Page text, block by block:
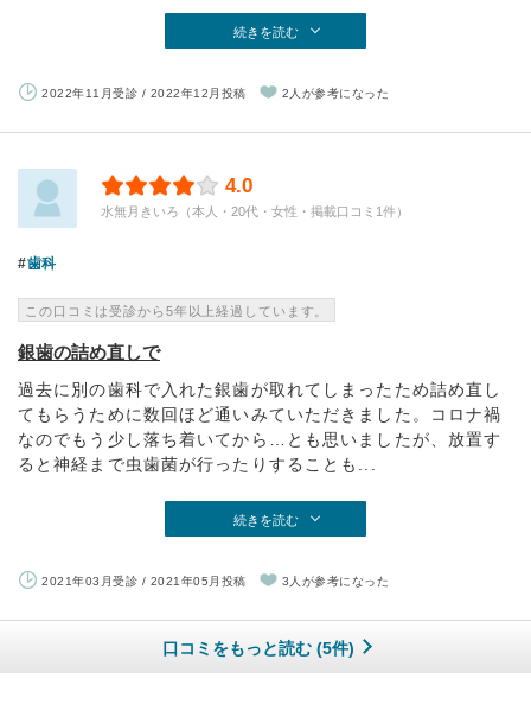
続きを読む
2022年11月受診 / 2022年12月投稿 2人が参考になった
4.0
水無月きいろ（本人・20代・女性・掲載口コミ1件）
歯科
この口コミは受診から5年以上経過しています。
銀歯の詰め直しで
過去に別の歯科で入れた銀歯が取れてしまったため詰め直し
てもらうために数回ほど通いみていただきました。コロナ禍
なのでもう少し落ち着いてから…とも思いましたが、放置す
ると神経まで虫歯菌が行ったりすることも...
続きを読む
2021年03月受診 / 2021年05月投稿 3人が参考になった
口コミをもっと読む (5件)